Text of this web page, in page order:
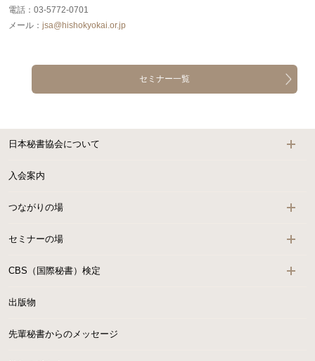
電話：03-5772-0701
メール： jsa@hishokyokai.or.jp
セミナー一覧
日本秘書協会について
入会案内
つながりの場
セミナーの場
CBS（国際秘書）検定
出版物
先輩秘書からのメッセージ